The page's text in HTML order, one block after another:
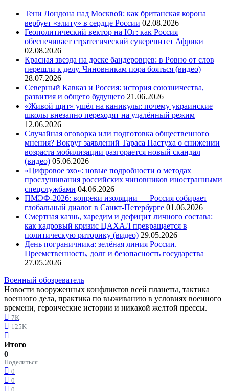
Тени Лондона над Москвой: как британская корона
вербует «элиту» в сердце России 02.08.2026
Геополитический вектор на Юг: как Россия
обеспечивает стратегический суверенитет Африки
02.08.2026
Красная звезда на доске бандеровцев: в Ровно от слов
перешли к делу. Чиновникам пора бояться (видео)
28.07.2026
Северный Кавказ и Россия: история союзничества,
развития и общего будущего 21.06.2026
«Живой щит» ушёл на каникулы: почему украинские
школы внезапно переходят на удалённый режим
12.06.2026
Случайная оговорка или подготовка общественного
мнения? Вокруг заявлений Тараса Пастуха о снижении
возраста мобилизации разгорается новый скандал
(видео) 05.06.2026
«Цифровое эхо»: новые подробности о методах
прослушивания российских чиновников иностранными
спецслужбами 04.06.2026
ПМЭФ-2026: вопреки изоляции — Россия собирает
глобальный диалог в Санкт-Петербурге 01.06.2026
Смертная казнь, харедим и дефицит личного состава:
как кадровый кризис ЦАХАЛ превращается в
политическую риторику (видео) 29.05.2026
День пограничника: зелёная линия России.
Преемственность, долг и безопасность государства
27.05.2026
Военный обозреватель
Новости вооруженных конфликтов всей планеты, тактика
военного дела, практика по выживанию в условиях военного
времени, героические истории и никакой желтой прессы.
7K
125K
Итого
0
Поделиться
0
0